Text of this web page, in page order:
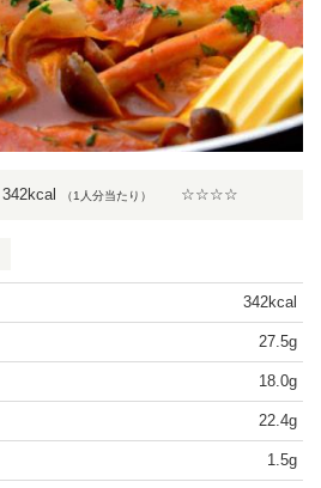
342kcal （1人分当たり） ☆☆☆☆
342kcal
27.5g
18.0g
22.4g
1.5g